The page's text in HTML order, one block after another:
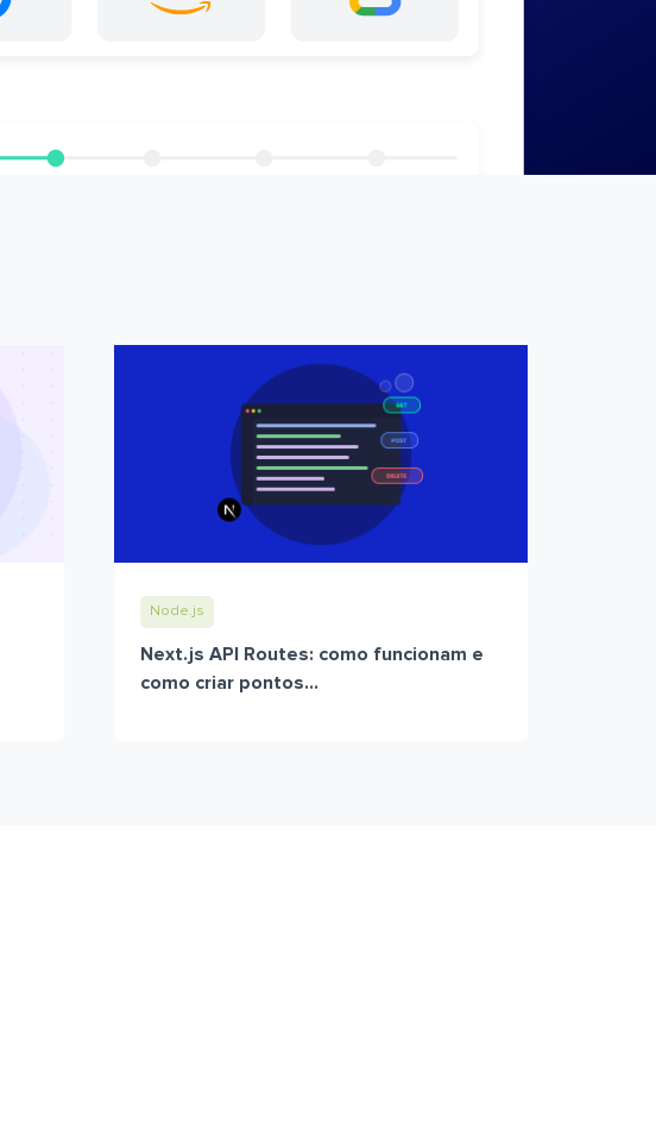
Node.js
Next.js API Routes: como funcionam e
como criar pontos...